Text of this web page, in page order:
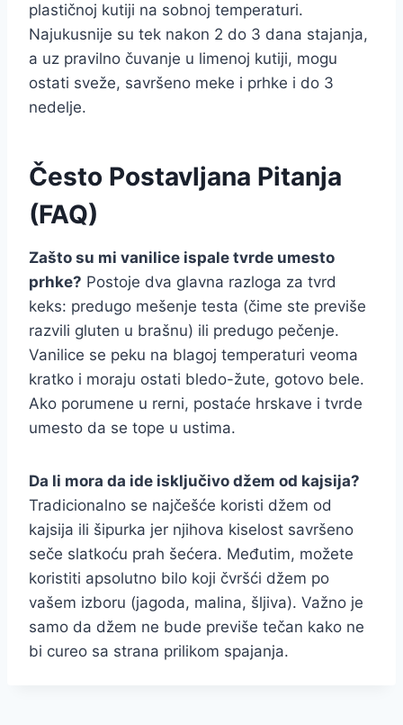
plastičnoj kutiji na sobnoj temperaturi.
Najukusnije su tek nakon 2 do 3 dana stajanja,
a uz pravilno čuvanje u limenoj kutiji, mogu
ostati sveže, savršeno meke i prhke i do 3
nedelje.
Često Postavljana Pitanja
(FAQ)
Zašto su mi vanilice ispale tvrde umesto
prhke? Postoje dva glavna razloga za tvrd
keks: predugo mešenje testa (čime ste previše
razvili gluten u brašnu) ili predugo pečenje.
Vanilice se peku na blagoj temperaturi veoma
kratko i moraju ostati bledo-žute, gotovo bele.
Ako porumene u rerni, postaće hrskave i tvrde
umesto da se tope u ustima.
Da li mora da ide isključivo džem od kajsija?
Tradicionalno se najčešće koristi džem od
kajsija ili šipurka jer njihova kiselost savršeno
seče slatkoću prah šećera. Međutim, možete
koristiti apsolutno bilo koji čvršći džem po
vašem izboru (jagoda, malina, šljiva). Važno je
samo da džem ne bude previše tečan kako ne
bi cureo sa strana prilikom spajanja.